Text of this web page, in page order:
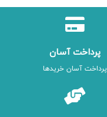
پرداخت آسان
پرداخت آسان خریدها